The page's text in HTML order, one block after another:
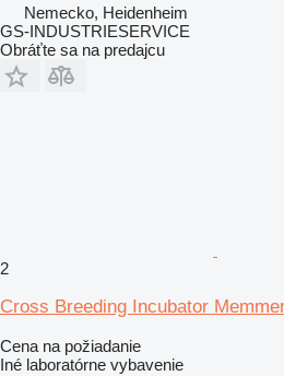
Nemecko, Heidenheim
GS-INDUSTRIESERVICE
Obráťte sa na predajcu
2
Cross Breeding Incubator
Cena na požiadanie
Iné laboratórne vybavenie